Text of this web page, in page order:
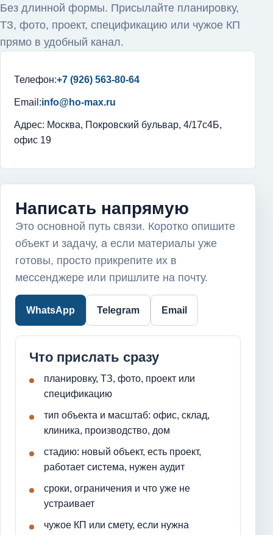
Без длинной формы. Присылайте планировку,
ТЗ, фото, проект, спецификацию или чужое КП
прямо в удобный канал.
Телефон:+7 (926) 563-80-64
Email:info@ho-max.ru
Адрес: Москва, Покровский бульвар, 4/17с4Б,
офис 19
Написать напрямую
Это основной путь связи. Коротко опишите
объект и задачу, а если материалы уже
готовы, просто прикрепите их в
мессенджере или пришлите на почту.
WhatsApp Telegram Email
Что прислать сразу
планировку, ТЗ, фото, проект или
спецификацию
тип объекта и масштаб: офис, склад,
клиника, производство, дом
стадию: новый объект, есть проект,
работает система, нужен аудит
сроки, ограничения и что уже не
устраивает
чужое КП или смету, если нужна